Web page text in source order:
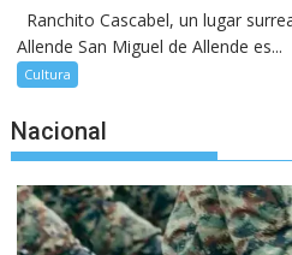
Ranchito Cascabel, un lugar
Allende San Miguel de Allende es...
Cultura
Nacional